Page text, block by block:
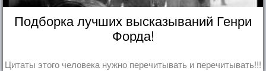
Подборка лучших высказываний Генри
Форда!
Цитаты этого человека нужно перечитывать и перечитывать!!!